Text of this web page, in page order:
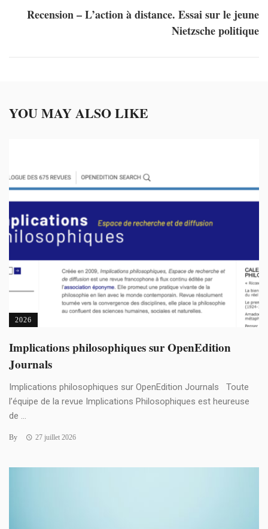
Recension – L’action à distance. Essai sur le jeune
Nietzsche politique
YOU MAY ALSO LIKE
2026
Implications philosophiques sur OpenEdition
Journals
Implications philosophiques sur OpenEdition Journals Toute
l’équipe de la revue Implications Philosophiques est heureuse
de ...
By 27 juillet 2026